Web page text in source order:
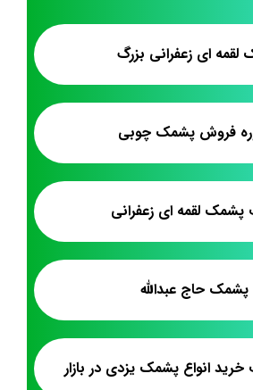
ای زعفرانی بزرگ
فروش پشمک چوبی
لقمه ای زعفرانی
حاج عبدالله
انواع پشمک یزدی در بازار